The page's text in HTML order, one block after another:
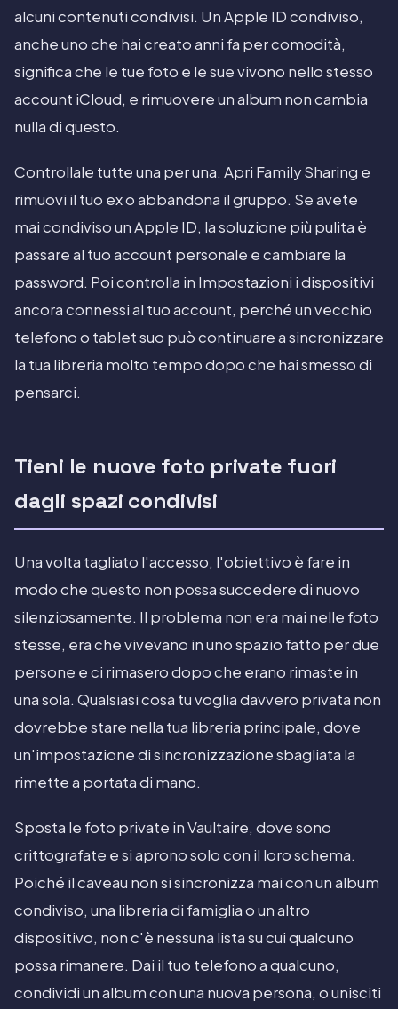
alcuni contenuti condivisi. Un Apple ID condiviso,
anche uno che hai creato anni fa per comodità,
significa che le tue foto e le sue vivono nello stesso
account iCloud, e rimuovere un album non cambia
nulla di questo.
Controllale tutte una per una. Apri Family Sharing e
rimuovi il tuo ex o abbandona il gruppo. Se avete
mai condiviso un Apple ID, la soluzione più pulita è
passare al tuo account personale e cambiare la
password. Poi controlla in Impostazioni i dispositivi
ancora connessi al tuo account, perché un vecchio
telefono o tablet suo può continuare a sincronizzare
la tua libreria molto tempo dopo che hai smesso di
pensarci.
Tieni le nuove foto private fuori
dagli spazi condivisi
Una volta tagliato l'accesso, l'obiettivo è fare in
modo che questo non possa succedere di nuovo
silenziosamente. Il problema non era mai nelle foto
stesse, era che vivevano in uno spazio fatto per due
persone e ci rimasero dopo che erano rimaste in
una sola. Qualsiasi cosa tu voglia davvero privata non
dovrebbe stare nella tua libreria principale, dove
un'impostazione di sincronizzazione sbagliata la
rimette a portata di mano.
Sposta le foto private in Vaultaire, dove sono
crittografate e si aprono solo con il loro schema.
Poiché il caveau non si sincronizza mai con un album
condiviso, una libreria di famiglia o un altro
dispositivo, non c'è nessuna lista su cui qualcuno
possa rimanere. Dai il tuo telefono a qualcuno,
condividi un album con una nuova persona, o unisciti